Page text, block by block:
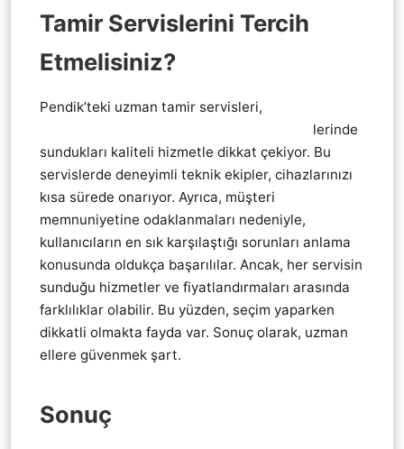
Tamir Servislerini Tercih
Etmelisiniz?
Pendik’teki uzman tamir servisleri,
lerinde
sundukları kaliteli hizmetle dikkat çekiyor. Bu
servislerde deneyimli teknik ekipler, cihazlarınızı
kısa sürede onarıyor. Ayrıca, müşteri
memnuniyetine odaklanmaları nedeniyle,
kullanıcıların en sık karşılaştığı sorunları anlama
konusunda oldukça başarılılar. Ancak, her servisin
sunduğu hizmetler ve fiyatlandırmaları arasında
farklılıklar olabilir. Bu yüzden, seçim yaparken
dikkatli olmakta fayda var. Sonuç olarak, uzman
ellere güvenmek şart.
Sonuç